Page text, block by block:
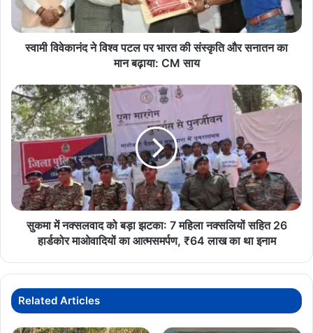
पुलिस ने आम नागरिकों से अपील की है कि वे गारंटीड रिटर्न के लालच से बचें,
अनजान सोशल मीडिया ग्रुप के निवेश प्रस्तावों पर भरोसा न करें और किसी भी
निवेश से पहले उसकी वैधानिक व वित्तीय जांच अवश्य कराए।
टेलीग्रामस्कैम रायपुर शेयरमार्केटठगी
संस्कृति
मान
बढ़ाया:
CM
साय
स्वामी विवेकानंद ने विश्व पटल पर भारत की संस्कृति और सनातन का
मान बढ़ाया: CM साय
सुकमा
में
नक्सलवाद
को
बड़ा
झटका:
महिला
नक्सलियों
सहित
आत्मसमर्पण,
₹64
लाख
सुकमा में नक्सलवाद को बड़ा झटका: 7 महिला नक्सलियों सहित 26
हार्डकोर माओवादियों का आत्मसमर्पण, ₹64 लाख का था इनाम
Related Articles